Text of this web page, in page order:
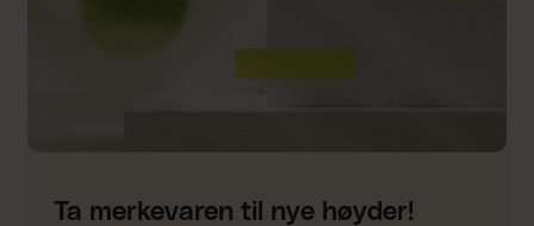
Ta merkevaren til nye høyder!